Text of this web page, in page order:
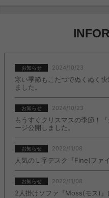
お知らせ 2024/10/23
寒い季節もこたつでぬくぬく
ました。
お知らせ 2024/10/23
もうすぐクリスマスの季節！
ージ公開しました。
お知らせ 2022/11/08
人気のＬ字デスク『Fine(ファ
お知らせ 2022/11/08
2人掛けソファ『Moss(モス)』